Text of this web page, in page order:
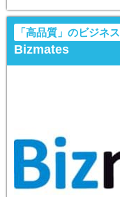
「高品質」のビジネ
Bizmates